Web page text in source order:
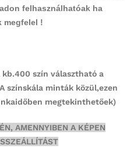
felhasználhatóak ha
megfelel !
kb.400 szín választható a
színskála minták közül,ezen
megtekinthetőek)
AMENNYIBEN A KÉPEN